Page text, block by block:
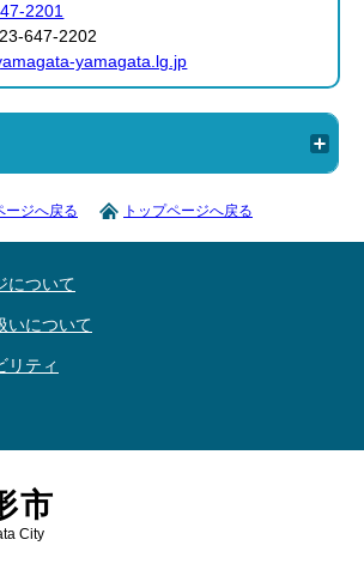
2201
647-2202
yamagata.lg.jp
ージへ戻る トップページへ戻る
について
いについて
リティ
市
City